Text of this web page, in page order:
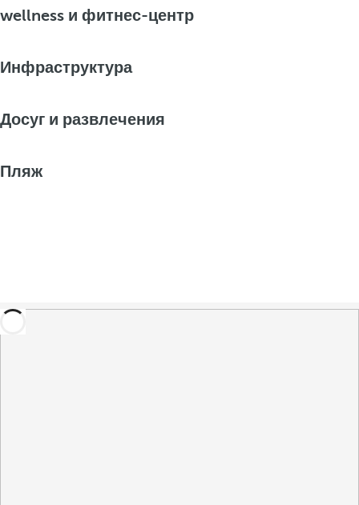
wellness и фитнес-центр
Инфраструктура
Досуг и развлечения
Пляж